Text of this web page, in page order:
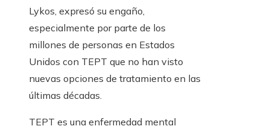
Lykos, expresó su engaño,
especialmente por parte de los
millones de personas en Estados
Unidos con TEPT que no han visto
nuevas opciones de tratamiento en las
últimas décadas.
TEPT es una enfermedad mental